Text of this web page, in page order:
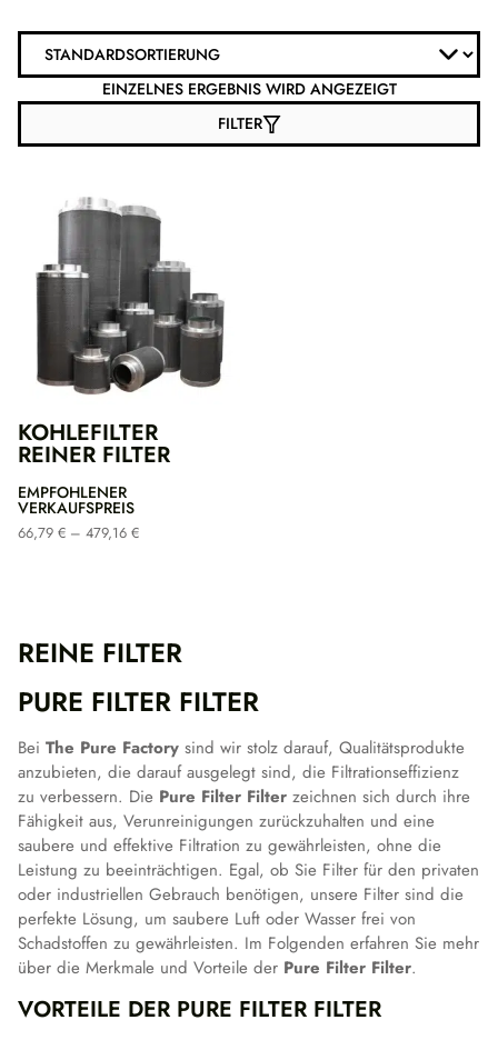
REINE FILTER
PURE FILTER FILTER
Bei The Pure Factory sind wir stolz darauf, Qualitätsprodukte
anzubieten, die darauf ausgelegt sind, die Filtrationseffizienz
zu verbessern. Die Pure Filter Filter zeichnen sich durch ihre
Fähigkeit aus, Verunreinigungen zurückzuhalten und eine
saubere und effektive Filtration zu gewährleisten, ohne die
Leistung zu beeinträchtigen. Egal, ob Sie Filter für den privaten
oder industriellen Gebrauch benötigen, unsere Filter sind die
perfekte Lösung, um saubere Luft oder Wasser frei von
Schadstoffen zu gewährleisten. Im Folgenden erfahren Sie mehr
über die Merkmale und Vorteile der Pure Filter Filter.
VORTEILE DER PURE FILTER FILTER
EINZELNES ERGEBNIS WIRD ANGEZEIGT
FILTER
KOHLEFILTER
REINER FILTER
EMPFOHLENER
VERKAUFSPREIS
66,79 € – 479,16 €Preisspanne: